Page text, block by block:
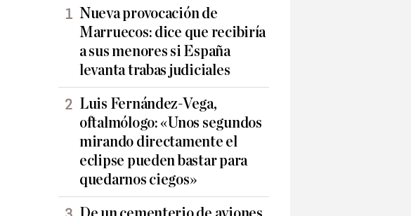
Nueva provocación de
Marruecos: dice que recibiría
a sus menores si España
levanta trabas judiciales
Luis Fernández-Vega,
oftalmólogo: «Unos segundos
mirando directamente el
eclipse pueden bastar para
quedarnos ciegos»